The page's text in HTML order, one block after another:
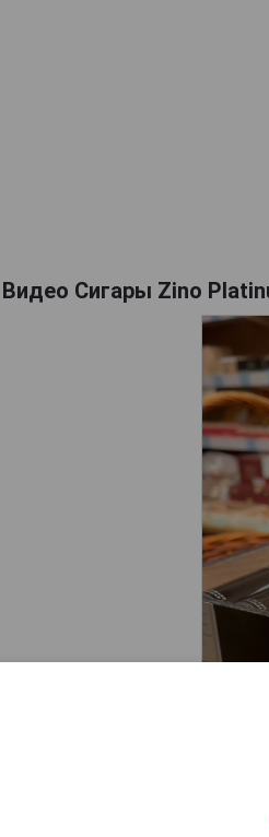
Видео Сигары Zino